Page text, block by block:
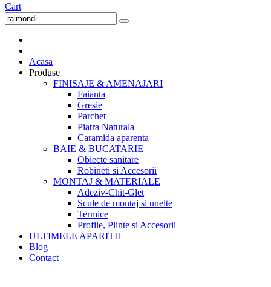
Cart
Acasa
Produse
FINISAJE & AMENAJARI
Faianta
Gresie
Parchet
Piatra Naturala
Caramida aparenta
BAIE & BUCATARIE
Obiecte sanitare
Robineti si Accesorii
MONTAJ & MATERIALE
Adeziv-Chit-Glet
Scule de montaj si unelte
Termice
Profile, Plinte si Accesorii
ULTIMELE APARITII
Blog
Contact